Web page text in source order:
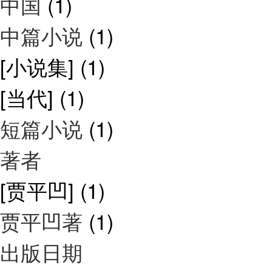
中篇小说 (1)
[小说集] (1)
[当代] (1)
短篇小说 (1)
著者
[贾平凹] (1)
贾平凹著 (1)
出版日期